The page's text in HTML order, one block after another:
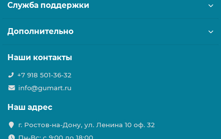
Служба поддержки
Дополнительно
Наши контакты
+7 918 501-36-32
info@gumart.ru
Наш адрес
г. Ростов-на-Дону, ул. Ленина 10 оф. 32